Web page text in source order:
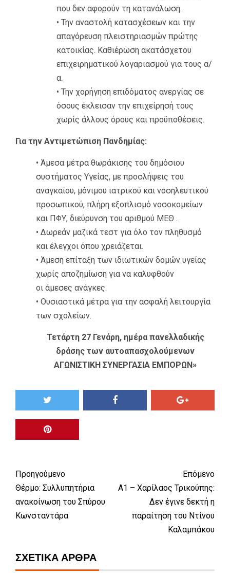
που δεν αφορούν τη κατανάλωση.
• Την αναστολή κατασχέσεων και την
απαγόρευση πλειστηριασμών πρώτης
κατοικίας. Καθιέρωση ακατάσχετου
επιχειρηματικού λογαριασμού για τους α/
α.
• Την χορήγηση επιδόματος ανεργίας σε
όσους έκλεισαν την επιχείρησή τους
χωρίς άλλους όρους και προϋποθέσεις.
Για την Αντιμετώπιση Πανδημίας:
• Άμεσα μέτρα θωράκισης του δημόσιου
συστήματος Υγείας, με προσλήψεις του
αναγκαίου, μόνιμου ιατρικού και νοσηλευτικού
προσωπικού, πλήρη εξοπλισμό νοσοκομείων
και ΠΦΥ, διεύρυνση του αριθμού ΜΕΘ .
• Δωρεάν μαζικά τεστ για όλο τον πληθυσμό
και έλεγχοι όπου χρειάζεται.
• Άμεση επίταξη των ιδιωτικών δομών υγείας
χωρίς αποζημίωση για να καλυφθούν
οι άμεσες ανάγκες.
• Ουσιαστικά μέτρα για την ασφαλή λειτουργία
των σχολείων.
Τετάρτη 27 Γενάρη, ημέρα πανελλαδικής
δράσης των αυτοαπασχολούμενων
ΑΓΩΝΙΣΤΙΚΗ ΣΥΝΕΡΓΑΣΙΑ ΕΜΠΟΡΩΝ»
Προηγούμενο
Θέρμο: Συλλυπητήρια
ανακοίνωση του Σπύρου
Κωνσταντάρα
Επόμενο
Α1 – Χαρίλαος Τρικούπης:
Δεν έγινε δεκτή η
παραίτηση του Ντίνου
Καλαμπάκου
ΣΧΕΤΙΚΆ ΆΡΘΡΑ